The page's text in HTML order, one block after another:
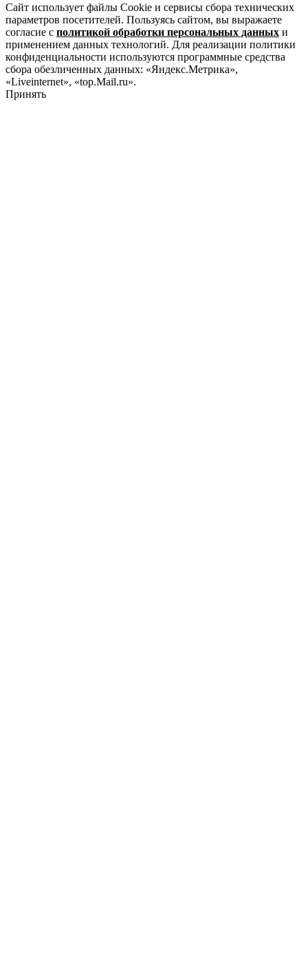
Сайт использует файлы Cookie и сервисы сбора технических
параметров посетителей. Пользуясь сайтом, вы выражаете
согласие с политикой обработки персональных данных и
применением данных технологий. Для реализации политики
конфиденциальности используются программные средства
сбора обезличенных данных: «Яндекс.Метрика»,
«Liveinternet», «top.Mail.ru».
Принять